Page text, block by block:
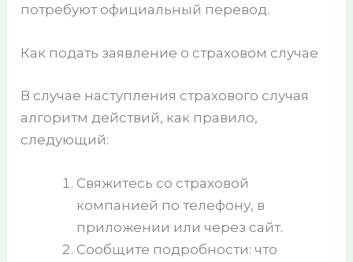
потребуют официальный перевод.
Как подать заявление о страховом случае
В случае наступления страхового случая
алгоритм действий, как правило,
следующий:
Свяжитесь со страховой
компанией по телефону, в
приложении или через сайт.
Сообщите подробности: что